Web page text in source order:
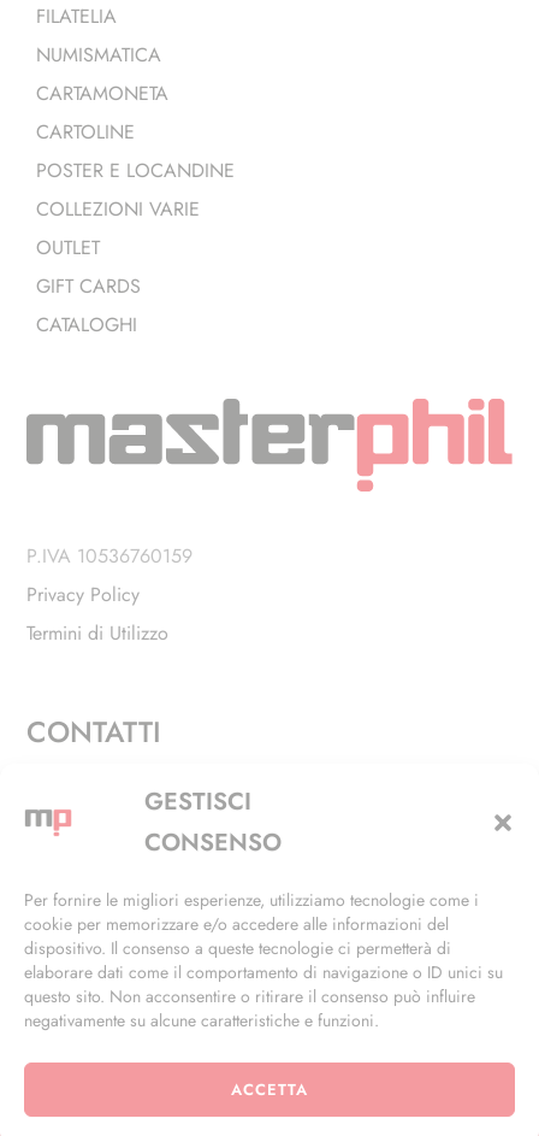
GESTISCI
CONSENSO
Per fornire le migliori esperienze, utilizziamo tecnologie come i
cookie per memorizzare e/o accedere alle informazioni del
dispositivo. Il consenso a queste tecnologie ci permetterà di
elaborare dati come il comportamento di navigazione o ID unici su
questo sito. Non acconsentire o ritirare il consenso può influire
negativamente su alcune caratteristiche e funzioni.
ACCETTA
FILATELIA
NUMISMATICA
CARTAMONETA
CARTOLINE
POSTER E LOCANDINE
COLLEZIONI VARIE
OUTLET
GIFT CARDS
CATALOGHI
P.IVA 10536760159
Privacy Policy
Termini di Utilizzo
CONTATTI
Via Alfieri, 27 - Trezzano Sul Naviglio (MI)
+39 02 4846 3155
info@masterphil.it